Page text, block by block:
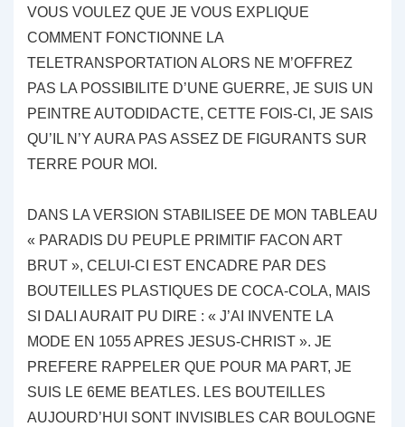
VOUS VOULEZ QUE JE VOUS EXPLIQUE
COMMENT FONCTIONNE LA
TELETRANSPORTATION ALORS NE M’OFFREZ
PAS LA POSSIBILITE D’UNE GUERRE, JE SUIS UN
PEINTRE AUTODIDACTE, CETTE FOIS-CI, JE SAIS
QU’IL N’Y AURA PAS ASSEZ DE FIGURANTS SUR
TERRE POUR MOI.
DANS LA VERSION STABILISEE DE MON TABLEAU
« PARADIS DU PEUPLE PRIMITIF FACON ART
BRUT », CELUI-CI EST ENCADRE PAR DES
BOUTEILLES PLASTIQUES DE COCA-COLA, MAIS
SI DALI AURAIT PU DIRE : « J’AI INVENTE LA
MODE EN 1055 APRES JESUS-CHRIST ». JE
PREFERE RAPPELER QUE POUR MA PART, JE
SUIS LE 6EME BEATLES. LES BOUTEILLES
AUJOURD’HUI SONT INVISIBLES CAR BOULOGNE